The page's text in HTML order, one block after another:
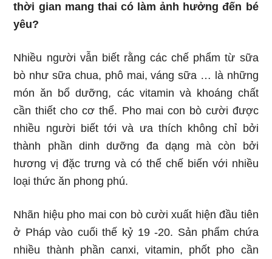
thời gian mang thai có làm ảnh hưởng đến bé
yêu?
Nhiều người vẫn biết rằng các chế phẩm từ sữa
bò như sữa chua, phô mai, váng sữa … là những
món ăn bổ dưỡng, các vitamin và khoáng chất
cần thiết cho cơ thể. Pho mai con bò cười được
nhiều người biết tới và ưa thích không chỉ bởi
thành phần dinh dưỡng đa dạng mà còn bởi
hương vị đặc trưng và có thể chế biến với nhiều
loại thức ăn phong phú.
Nhãn hiệu pho mai con bò cười xuất hiện đầu tiên
ở Pháp vào cuối thế kỷ 19 -20. Sản phẩm chứa
nhiều thành phần canxi, vitamin, phốt pho cần